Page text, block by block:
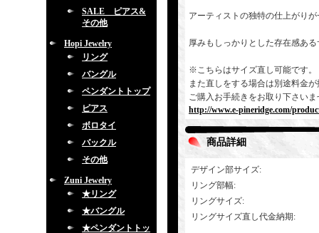
SALE ピアス&
その他
Hopi Jewelry
リング
バングル
ペンダントトップ
ピアス
ボロタイ
バックル
その他
Zuni Jewelry
★リング
★バングル
★ペンダントトッ
アーティストの独特の仕上がり
厚みもしっかりとした存在感あ
※こちらはサイズ直し可能です
また直しをする場合は別途料金
ご購入お手続きをお取り下さいま
http://www.e-pineridge.com/
商品詳細
デザイン部サイズ:
リング部幅:
リングサイズ:
リングサイズ直し代金納期: